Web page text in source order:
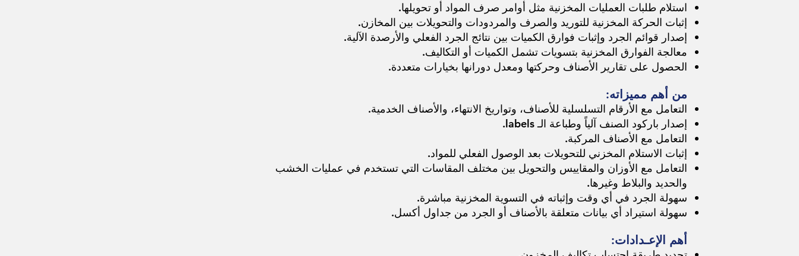
استلام طلبات العمليات المخزنية مثل أوامر صرف المواد أو تحويلها.
إثبات الحركة المخزنية للتوريد والصرف والمردودات والتحويلات بين المخازن.
إصدار قوائم الجرد وإثبات فوارق الكميات بين نتائج الجرد الفعلي والأرصدة الآلية.
معالجة الفوارق المخزنية بتسويات تشمل الكميات أو التكاليف.
الحصول على تقارير الأصناف وحركتها ومعدل دورانها بخيارات متعددة.
من أهم مميزاته:
التعامل مع الأرقام التسلسلية للأصناف، وتواريخ الانتهاء، والأصناف الخدمية.
إصدار باركود الصنف آلياً وطباعة الـ labels.
التعامل مع الأصناف المركبة.
إثبات الاستلام المخزني للتحويلات بعد الوصول الفعلي للمواد.
التعامل مع الأوزان والمقاييس والتحويل بين مختلف المقاسات التي تستخدم في عمليات الخشب
والحديد والبلاط وغيرها.
سهولة الجرد في أي وقت وإثباته في التسوية المخزنية مباشرة.
سهولة استيراد أي بيانات متعلقة بالأصناف أو الجرد من جداول أكسل.
أهم الإعـدادات: